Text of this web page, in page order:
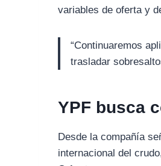
variables de oferta y
“Continuaremos
trasladar
YPF busca
Desde la compañía
internacional del